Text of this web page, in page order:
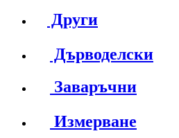
Други
Дърводелски
Заваръчни
Измерване